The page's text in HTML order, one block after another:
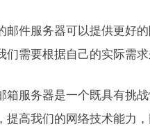
邮件服务器可以提供更好
们需要根据自己的实际需
箱服务器是一个既具有挑
提高我们的网络技术能力